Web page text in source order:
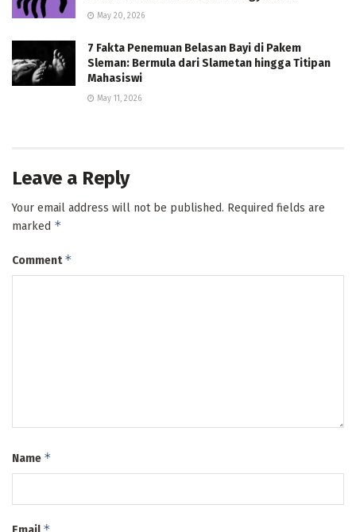
May 20, 2026
7 Fakta Penemuan Belasan Bayi di Pakem
Sleman: Bermula dari Slametan hingga Titipan
Mahasiswi
May 11, 2026
Leave a Reply
Your email address will not be published. Required fields are
marked *
Comment*
Name *